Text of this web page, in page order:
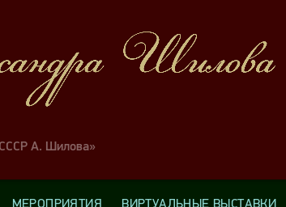
СССР А. Шилова»
МЕРОПРИЯТИЯ ВИРТУАЛЬНЫЕ ВЫСТАВКИ